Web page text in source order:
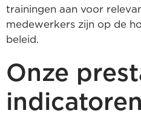
trainingen aan voor
medewerkers zijn op de
beleid.
Onze
indicatoren